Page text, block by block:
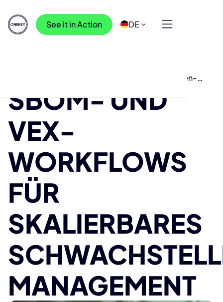
See it in Action DE
SBOM- und VEX-Work-flows für Schwachstellen-
SBOM- UND
VEX-
WORKFLOWS
FÜR
SKALIERBARES
MANAGEMENT